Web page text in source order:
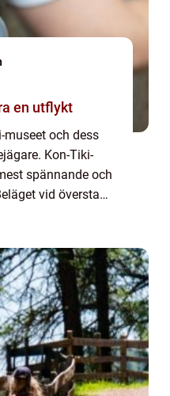
bara en utflykt
museet och dess
Kon-Tiki-
spännande och
vid översta